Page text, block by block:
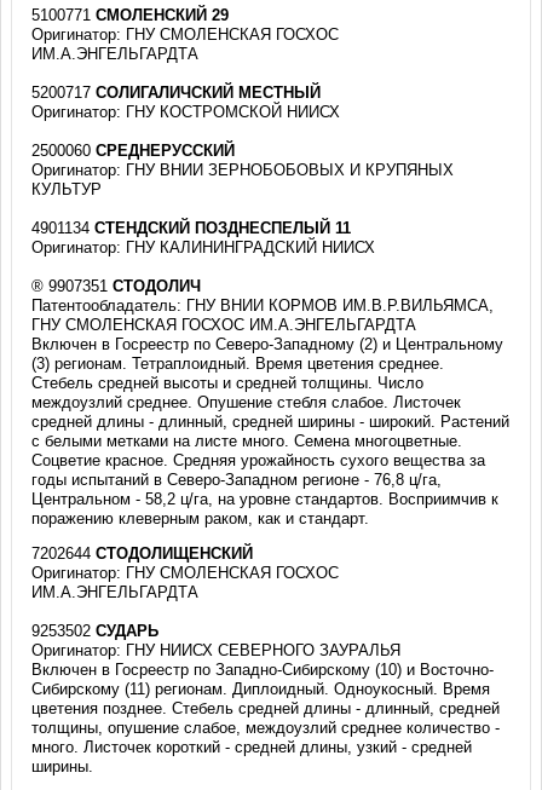
5100771СМОЛЕНСКИЙ 29
Оригинатор: ГНУ СМОЛЕНСКАЯ ГОСХОС
ИМ.А.ЭНГЕЛЬГАРДТА
5200717СОЛИГАЛИЧСКИЙ МЕСТНЫЙ
Оригинатор: ГНУ КОСТРОМСКОЙ НИИСХ
2500060СРЕДНЕРУССКИЙ
Оригинатор: ГНУ ВНИИ ЗЕРНОБОБОВЫХ И КРУПЯНЫХ
КУЛЬТУР
4901134СТЕНДСКИЙ ПОЗДНЕСПЕЛЫЙ 11
Оригинатор: ГНУ КАЛИНИНГРАДСКИЙ НИИСХ
® 9907351СТОДОЛИЧ
Патентообладатель: ГНУ ВНИИ КОРМОВ ИМ.В.Р.ВИЛЬЯМСА,
ГНУ СМОЛЕНСКАЯ ГОСХОС ИМ.А.ЭНГЕЛЬГАРДТА
Включен в Госреестр по Северо-Западному (2) и Центральному
(3) регионам. Тетраплоидный. Время цветения среднее.
Стебель средней высоты и средней толщины. Число
междоузлий среднее. Опушение стебля слабое. Листочек
средней длины - длинный, средней ширины - широкий. Растений
с белыми метками на листе много. Семена многоцветные.
Соцветие красное. Средняя урожайность сухого вещества за
годы испытаний в Северо-Западном регионе - 76,8 ц/га,
Центральном - 58,2 ц/га, на уровне стандартов. Восприимчив к
поражению клеверным раком, как и стандарт.
7202644СТОДОЛИЩЕНСКИЙ
Оригинатор: ГНУ СМОЛЕНСКАЯ ГОСХОС
ИМ.А.ЭНГЕЛЬГАРДТА
9253502СУДАРЬ
Оригинатор: ГНУ НИИСХ СЕВЕРНОГО ЗАУРАЛЬЯ
Включен в Госреестр по Западно-Сибирскому (10) и Восточно-
Сибирскому (11) регионам. Диплоидный. Одноукосный. Время
цветения позднее. Стебель средней длины - длинный, средней
толщины, опушение слабое, междоузлий среднее количество -
много. Листочек короткий - средней длины, узкий - средней
ширины.